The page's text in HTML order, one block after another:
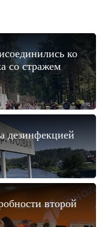
ко
со стражем
дезинфекцией
второй